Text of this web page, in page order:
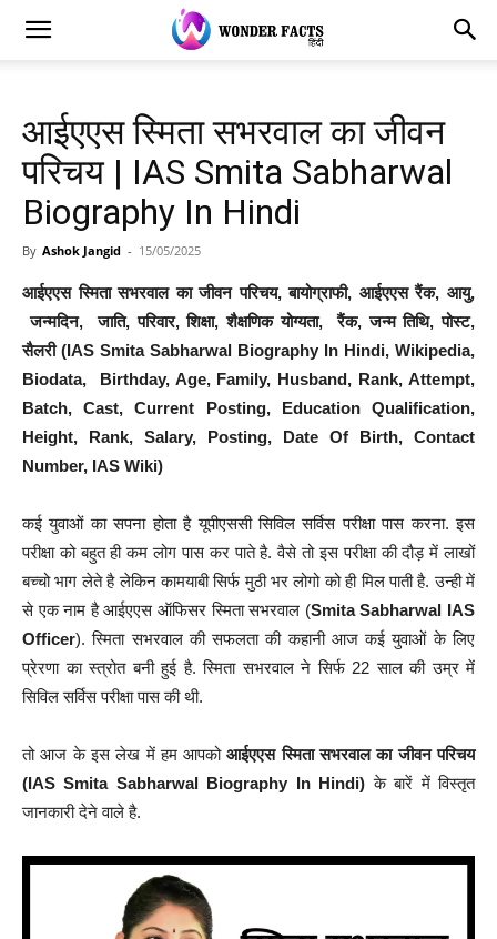
आईएएस स्मिता सभरवाल का जीवन
परिचय | IAS Smita Sabharwal
Biography In Hindi
By Ashok Jangid - 15/05/2025
आईएएस स्मिता सभरवाल का जीवन परिचय,बायोग्राफी, आईएएस रैंक, आयु,
जन्मदिन,जाति,परिवार,शिक्षा, शैक्षणिक योग्यता,रैंक,जन्म तिथि,पोस्ट,
सैलरी (IAS Smita Sabharwal Biography In Hindi, Wikipedia,
Biodata, Birthday, Age, Family, Husband, Rank, Attempt,
Batch, Cast, Current Posting, Education Qualification,
Height, Rank, Salary, Posting, Date Of Birth, Contact
Number, IAS Wiki)
कई युवाओं का सपना होता है यूपीएससी सिविल सर्विस परीक्षा पास करना. इस
परीक्षा को बहुत ही कम लोग पास कर पाते है. वैसे तो इस परीक्षा की दौड़ में लाखों
बच्चो भाग लेते है लेकिन कामयाबी सिर्फ मुठी भर लोगो को ही मिल पाती है. उन्ही में
से एक नाम है आईएएस ऑफिसर स्मिता सभरवाल (Smita Sabharwal IAS
Officer). स्मिता सभरवाल की सफलता की कहानी आज कई युवाओं के लिए
प्रेरणा का स्त्रोत बनी हुई है. स्मिता सभरवाल ने सिर्फ 22 साल की उम्र में
सिविल सर्विस परीक्षा पास की थी.
तो आज के इस लेख में हम आपकोआईएएस स्मिता सभरवाल का जीवन परिचय
(IAS Smita Sabharwal Biography In Hindi) के बारें में विस्तृत
जानकारी देने वाले है.